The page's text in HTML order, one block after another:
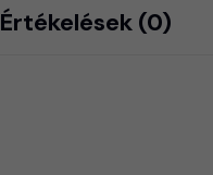
Értékelések (0)